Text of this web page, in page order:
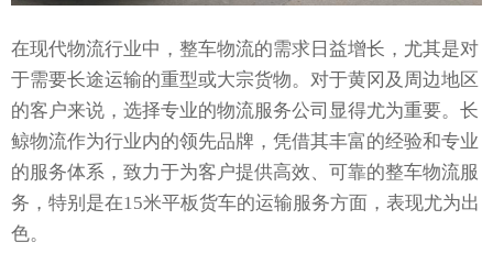
在现代物流行业中，整车物流的需求日益增长，尤其是对
于需要长途运输的重型或大宗货物。对于黄冈及周边地区
的客户来说，选择专业的物流服务公司显得尤为重要。长
鲸物流作为行业内的领先品牌，凭借其丰富的经验和专业
的服务体系，致力于为客户提供高效、可靠的整车物流服
务，特别是在15米平板货车的运输服务方面，表现尤为出
色。